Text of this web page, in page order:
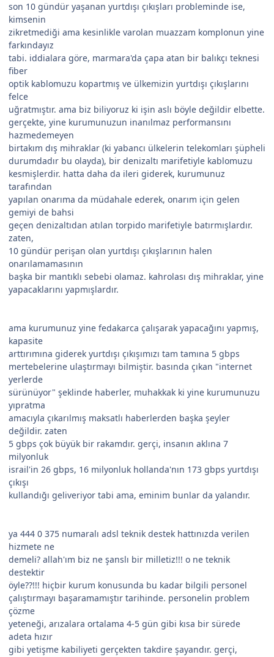
son 10 gündür yaşanan yurtdışı çıkışları probleminde ise,
kimsenin
zikretmediği ama kesinlikle varolan muazzam komplonun yine
farkındayız
tabi. iddialara göre, marmara'da çapa atan bir balıkçı teknesi
fiber
optik kablomuzu kopartmış ve ülkemizin yurtdışı çıkışlarını
felce
uğratmıştır. ama biz biliyoruz ki işin aslı böyle değildir elbette.
gerçekte, yine kurumunuzun inanılmaz performansını
hazmedemeyen
birtakım dış mihraklar (ki yabancı ülkelerin telekomları şüpheli
durumdadır bu olayda), bir denizaltı marifetiyle kablomuzu
kesmişlerdir. hatta daha da ileri giderek, kurumunuz
tarafından
yapılan onarıma da müdahale ederek, onarım için gelen
gemiyi de bahsi
geçen denizaltıdan atılan torpido marifetiyle batırmışlardır.
zaten,
10 gündür perişan olan yurtdışı çıkışlarının halen
onarılamamasının
başka bir mantıklı sebebi olamaz. kahrolası dış mihraklar, yine
yapacaklarını yapmışlardır.
ama kurumunuz yine fedakarca çalışarak yapacağını yapmış,
kapasite
arttırımına giderek yurtdışı çıkışımızı tam tamına 5 gbps
mertebelerine ulaştırmayı bilmiştir. basında çıkan "internet
yerlerde
sürünüyor" şeklinde haberler, muhakkak ki yine kurumunuzu
yıpratma
amacıyla çıkarılmış maksatlı haberlerden başka şeyler
değildir. zaten
5 gbps çok büyük bir rakamdır. gerçi, insanın aklına 7
milyonluk
israil'in 26 gbps, 16 milyonluk hollanda'nın 173 gbps yurtdışı
çıkışı
kullandığı geliveriyor tabi ama, eminim bunlar da yalandır.
ya 444 0 375 numaralı adsl teknik destek hattınızda verilen
hizmete ne
demeli? allah'ım biz ne şanslı bir milletiz!!! o ne teknik
destektir
öyle??!!! hiçbir kurum konusunda bu kadar bilgili personel
çalıştırmayı başaramamıştır tarihinde. personelin problem
çözme
yeteneği, arızalara ortalama 4-5 gün gibi kısa bir sürede
adeta hızır
gibi yetişme kabiliyeti gerçekten takdire şayandır. gerçi,